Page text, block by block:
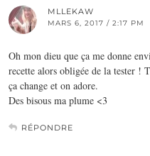
MLLEKAW
MARS 6, 2017 / 2:17 PM
Oh mon dieu que ça me donne
recette alors obligée de la tester !
ça change et on adore.
Des bisous ma plume <3
RÉPONDRE